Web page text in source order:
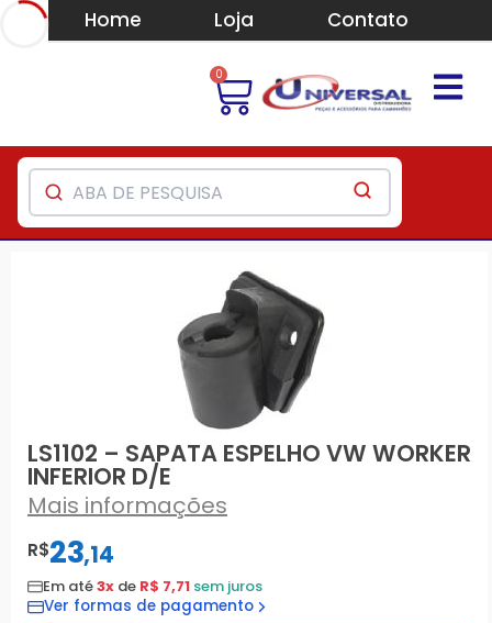
Home Loja Contato
0
LS1102 – SAPATA ESPELHO VW WORKER
INFERIOR D/E
Mais informações
R$23,14
Em até3x de R$ 7,71 sem juros
Ver formas de pagamento